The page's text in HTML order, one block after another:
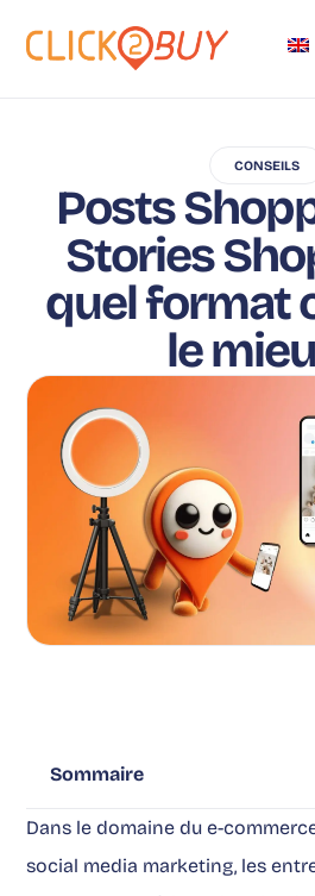
CONSEILS
Posts
Stories
quel format
le
Sommaire
Dans le domaine du e-
social media marketing, les